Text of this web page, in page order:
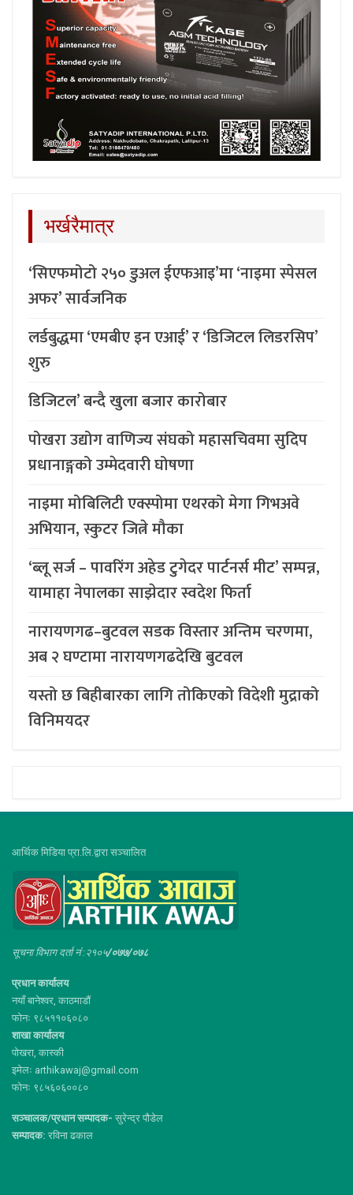
भर्खरैमात्र
‘सिएफमोटो २५० डुअल ईएफआइ’मा ‘नाइमा स्पेसल
अफर’ सार्वजनिक
लर्डबुद्धमा ‘एमबीए इन एआई’ र ‘डिजिटल लिडरसिप’
शुरु
डिजिटल’ बन्दै खुला बजार कारोबार
पोखरा उद्योग वाणिज्य संघको महासचिवमा सुदिप
प्रधानाङ्गको उम्मेदवारी घोषणा
नाइमा मोबिलिटी एक्स्पोमा एथरको मेगा गिभअवे
अभियान, स्कुटर जित्ने मौका
‘ब्लू सर्ज – पावरिंग अहेड टुगेदर पार्टनर्स मीट’ सम्पन्न,
यामाहा नेपालका साझेदार स्वदेश फिर्ता
नारायणगढ–बुटवल सडक विस्तार अन्तिम चरणमा,
अब २ घण्टामा नारायणगढदेखि बुटवल
यस्तो छ बिहीबारका लागि तोकिएको विदेशी मुद्राको
विनिमयदर
आर्थिक मिडिया प्रा.लि.द्वारा सञ्चालित
सूचना विभाग दर्ता नं :२१०५/०७७/०७८
प्रधान कार्यालय
नयाँ बानेश्वर, काठमाडौं
फोनः ९८५११०६०८०
शाखा कार्यालय
पोखरा, कास्की
इमेलः arthikawaj@gmail.com
फोनः ९८५६०६००८०
सञ्चालक/प्रधान सम्पादक- सुरेन्द्र पौडेल
सम्पादक: रविना ढकाल